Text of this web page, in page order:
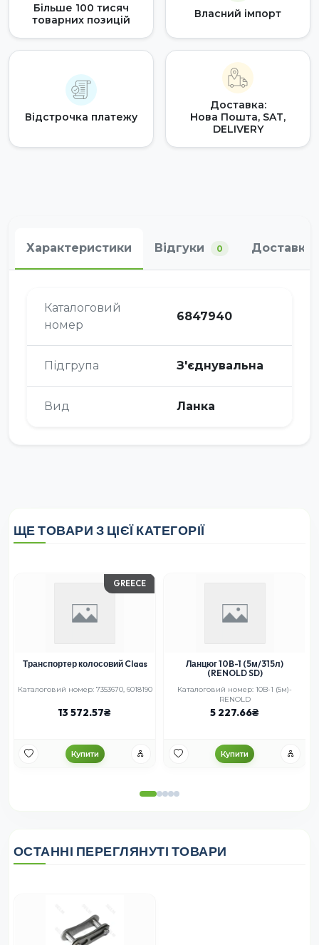
Більше 100 тисяч
товарних позицій
Власний імпорт
Відстрочка платежу
Доставка:
Нова Пошта, SAT,
DELIVERY
Характеристики Відгуки 0 Доставка
Каталоговий
номер
6847940
Підгрупа З'єднувальна
Вид Ланка
ЩЕ ТОВАРИ З ЦІЄЇ КАТЕГОРІЇ
GREECE
Транспортер колосовий Claas
Каталоговий номер: 7353670, 6018190
13 572.57
Купити
Ланцюг 10B-1 (5м/315л)
(RENOLD SD)
Каталоговий номер: 10B-1 (5м)-
RENOLD
5 227.66
Купити
ОСТАННІ ПЕРЕГЛЯНУТІ ТОВАРИ